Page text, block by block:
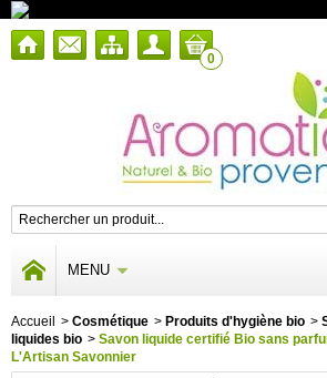
0
MENU
Accueil > Cosmétique > Produits d'hygiène bio >
liquides bio > Savon liquide certifié Bio sans
L'Artisan Savonnier